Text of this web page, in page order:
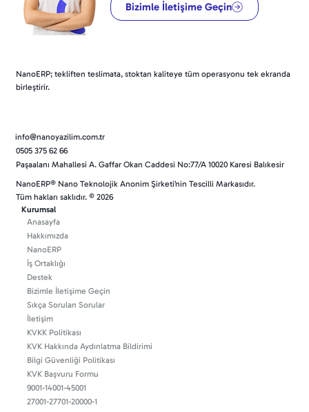
Bizimle İletişime Geçin
NanoERP; tekliften teslimata, stoktan kaliteye tüm operasyonu tek ekranda
birleştirir.
info@nanoyazilim.com.tr
0505 375 62 66
Paşaalanı Mahallesi A. Gaffar Okan Caddesi No:77/A 10020 Karesi Balıkesir
NanoERP® Nano Teknolojik Anonim Şirketi’nin Tescilli Markasıdır.
Tüm hakları saklıdır. © 2026
Kurumsal
Anasayfa
Hakkımızda
NanoERP
İş Ortaklığı
Destek
Bizimle İletişime Geçin
Sıkça Sorulan Sorular
İletişim
KVKK Politikası
KVK Hakkında Aydınlatma Bildirimi
Bilgi Güvenliği Politikası
KVK Başvuru Formu
9001-14001-45001
27001-27701-20000-1